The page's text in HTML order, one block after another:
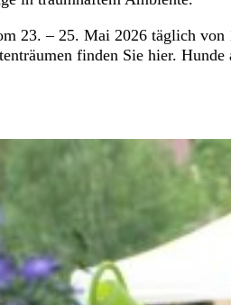
23. – 25. Mai 2026 täglich
finden Sie hier.